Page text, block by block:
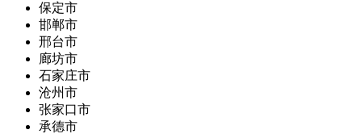
保定市
邯郸市
邢台市
廊坊市
石家庄市
沧州市
张家口市
承德市